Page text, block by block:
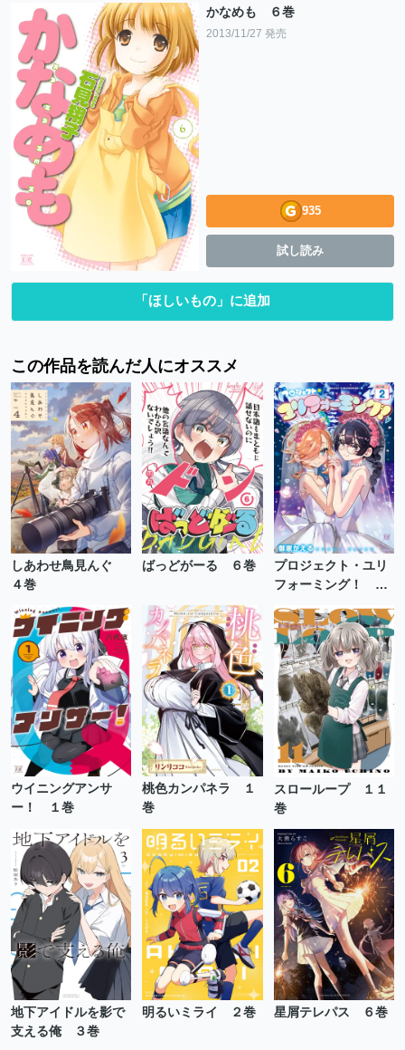
かなめも ６巻
2013/11/27 発売
935
試し読み
「ほしいもの」に追加
この作品を読んだ人にオススメ
しあわせ鳥見んぐ
４巻
ばっどがーる ６巻
プロジェクト・ユリ
フォーミング！ ２
ウイニングアンサ
ー！ １巻
桃色カンパネラ １
巻
スローループ １１
巻
地下アイドルを影で
支える俺 ３巻
明るいミライ ２巻 星屑テレパス ６巻